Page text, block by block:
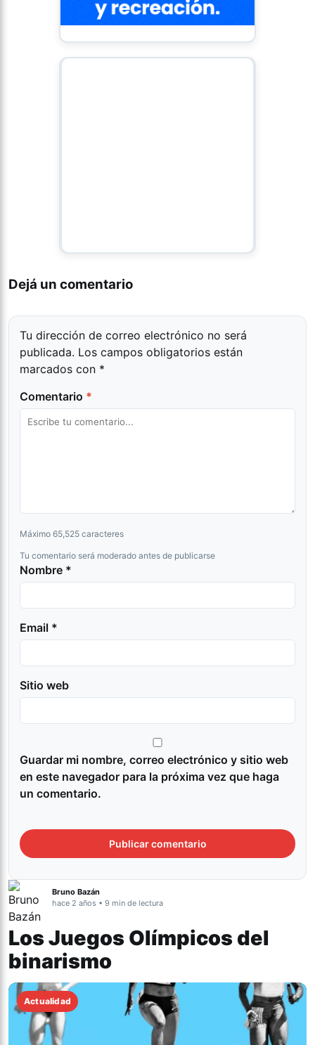
Dejá un comentario
Tu dirección de correo electrónico no será
publicada. Los campos obligatorios están
marcados con *
Comentario *
Máximo 65,525 caracteres
Tu comentario será moderado antes de publicarse
Nombre *
Email *
Sitio web
Guardar mi nombre, correo electrónico y sitio web
en este navegador para la próxima vez que haga
un comentario.
Bruno Bazán
hace 2 años • 9 min de lectura
Los Juegos Olímpicos del
binarismo
Actualidad